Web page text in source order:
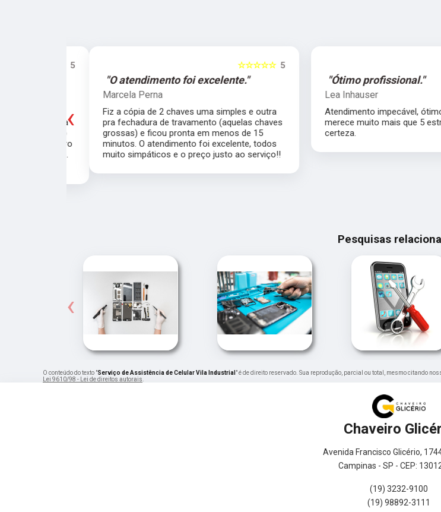
5
☆☆☆☆☆
"O atendimento foi excelente."
Marcela Perna
Fiz a cópia de 2 chaves uma simples e outra
pra fechadura de travamento (aquelas chaves
grossas) e ficou pronta em menos de 15
minutos. O atendimento foi excelente, todos
muito simpáticos e o preço justo ao serviço!!
"Ótimo profissional."
Lea Inhauser
Atendimento impecável, ótimo
merece muito mais que 5
certeza.
‹
Pesquisas
‹
O conteúdo do texto "Serviço de Assistência de Celular Vila Industrial " é de direito reservado. Sua reprodução, parcial ou total, mesmo citando
Lei 9610/98 - Lei de direitos autorais
Chaveiro
Avenida Francisco Glicério,
Campinas - SP - CEP:
(19) 3232-9100
(19) 98892-3111